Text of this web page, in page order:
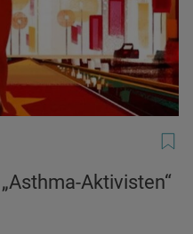
Aktivisten“